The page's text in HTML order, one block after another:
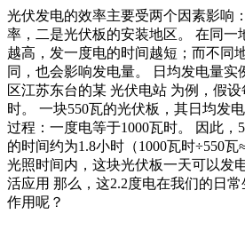
光伏发电的效率主要受两个因素影响
率，二是光伏板的安装地区。 在同一
越高，发一度电的时间越短；而不同
同，也会影响发电量。 日均发电量实
区江苏东台的某 光伏电站 为例，假
时。 一块550瓦的光伏板，其日均发
过程‌：一度电等于1000瓦时。 因此，
的时间约为1.8小时（1000瓦时÷550
光照时间内，这块光伏板一天可以发
活应用 那么，这2.2度电在我们的日
作用呢？